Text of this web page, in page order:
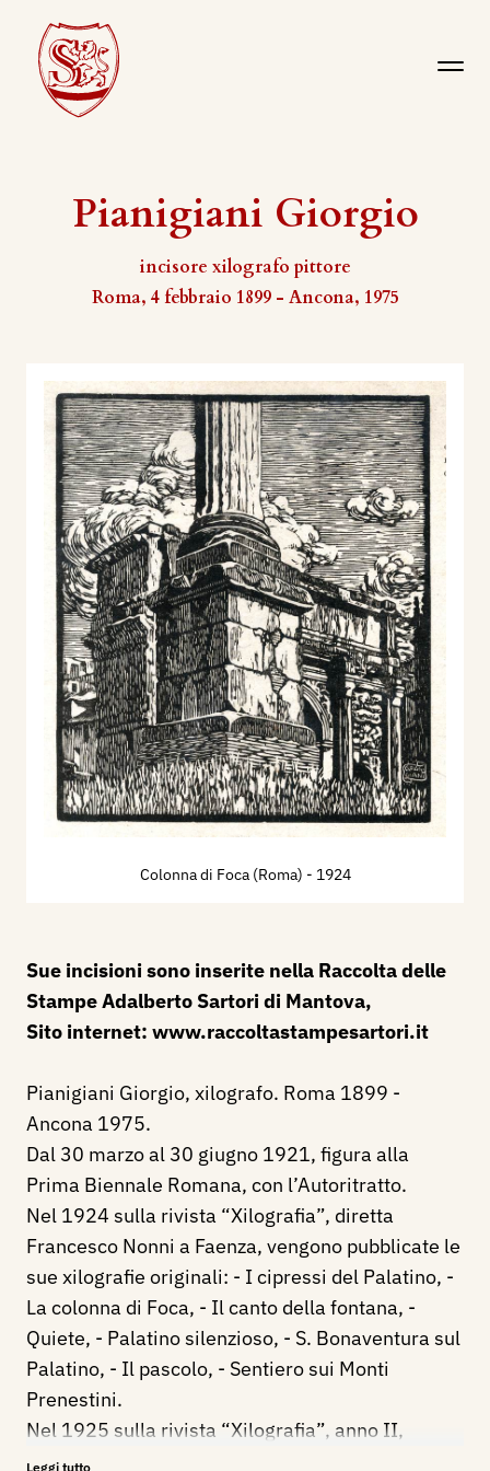
Pianigiani Giorgio
incisore xilografo pittore
Roma, 4 febbraio 1899 - Ancona, 1975
Colonna di Foca (Roma) - 1924
Sue incisioni sono inserite nella Raccolta delle
Stampe Adalberto Sartori di Mantova,
Sito internet: www.raccoltastampesartori.it
Pianigiani Giorgio, xilografo. Roma 1899 -
Ancona 1975.
Dal 30 marzo al 30 giugno 1921, figura alla
Prima Biennale Romana, con l’Autoritratto.
Nel 1924 sulla rivista “Xilografia”, diretta
Francesco Nonni a Faenza, vengono pubblicate le
sue xilografie originali: - I cipressi del Palatino, -
La colonna di Foca, - Il canto della fontana, -
Quiete, - Palatino silenzioso, - S. Bonaventura sul
Palatino, - Il pascolo, - Sentiero sui Monti
Prenestini.
Nel 1925 sulla rivista “Xilografia”, anno II,
diretta Francesco Nonni a Faenza, vengono
Leggi tutto